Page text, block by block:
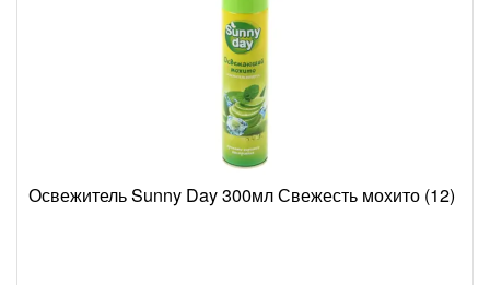
Освежитель Sunny Day 300мл Свежесть мохито (12)